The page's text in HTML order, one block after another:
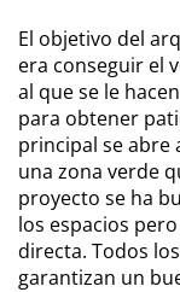
El objetivo del
era conseguir el
al que se le
para obtener
principal se abre
una zona verde
proyecto se ha
los espacios
directa. Todos
garantizan un